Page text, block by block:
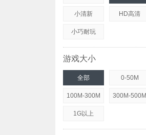
小清新 HD高清
小巧耐玩
游戏大小
全部 0-50M
100M-300M 300M-500M
1G以上